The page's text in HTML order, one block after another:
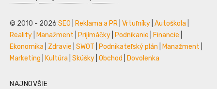
© 2010 - 2026 SEO Reklama a PR Vrtuľníky Autoškola
Reality
Manažment Prijímáčky Podnikanie Financie
Ekonomika
Zdravie SWOT Podnikateľský plán Manažment
Marketing
Kultúra Skúšky Obchod Dovolenka
NAJNOVŠIE